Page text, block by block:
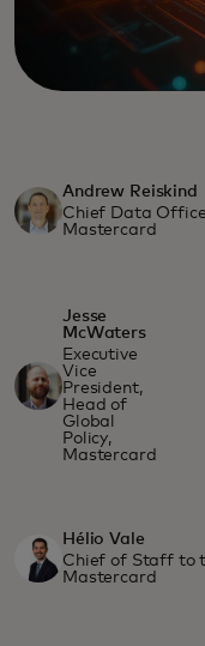
Andrew Reiskind
Chief Data
Mastercard
Jesse
McWaters
Executive
Vice
President,
Head of
Global
Policy,
Mastercard
Hélio Vale
Chief of Staff to
Mastercard